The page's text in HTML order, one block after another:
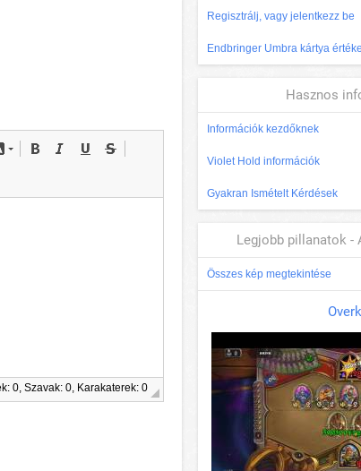
0, Szavak: 0, Karakaterek: 0
Regisztrálj, vagy jelentkezz be
Endbringer Umbra kártya
Hasznos
Információk kezdőknek
Violet Hold információk
Gyakran Ismételt Kérdések
Legjobb pillanatok -
Összes kép megtekintése